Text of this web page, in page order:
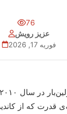
76
عزیز رویش
فوریه 17, 2026
که از